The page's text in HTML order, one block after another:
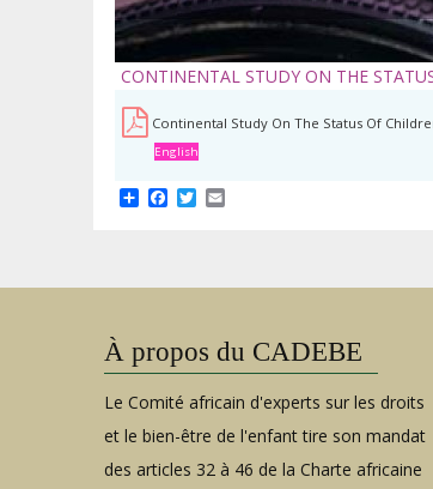
CONTINENTAL STUDY ON THE
Continental Study On The Status Of
English
ShareFacebook
Twitter
À propos du CADEBE
Le Comité africain d'experts sur les droits
et le bien-être de l'enfant tire son mandat
des articles 32 à 46 de la Charte africaine